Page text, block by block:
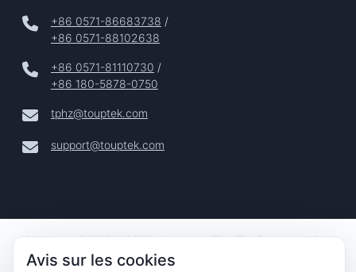
+86 0571-86683738 /
+86 0571-88102638
+86 0571-81110730 /
+86 180-5878-0750
tphz@touptek.com
support@touptek.com
Copyright © 2024–2026 Hangzhou ToupTek Photonics Co.,
Ltd. Tous Droits Réservés |
Avis sur les cookies